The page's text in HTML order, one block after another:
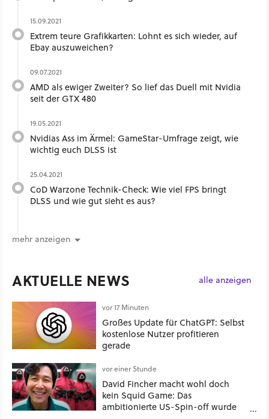
15.09.2021
Extrem teure Grafikkarten: Lohnt es sich wieder, auf
Ebay auszuweichen?
09.07.2021
AMD als ewiger Zweiter? So lief das Duell mit Nvidia
seit der GTX 480
19.05.2021
Nvidias Ass im Ärmel: GameStar-Umfrage zeigt, wie
wichtig euch DLSS ist
25.04.2021
CoD Warzone Technik-Check: Wie viel FPS bringt
DLSS und wie gut sieht es aus?
mehr anzeigen
AKTUELLE NEWS alle anzeigen
vor 17 Minuten
Großes Update für ChatGPT: Selbst
kostenlose Nutzer profitieren
gerade
vor einer Stunde
David Fincher macht wohl doch
kein Squid Game: Das
ambitionierte US-Spin-off wurde